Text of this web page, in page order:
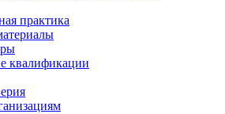
практика
квалификации